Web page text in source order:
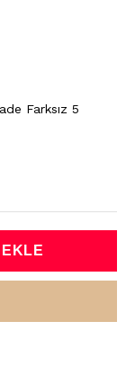
Farksız 5